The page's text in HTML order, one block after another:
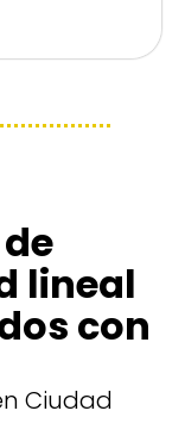
lineal
con
Ciudad